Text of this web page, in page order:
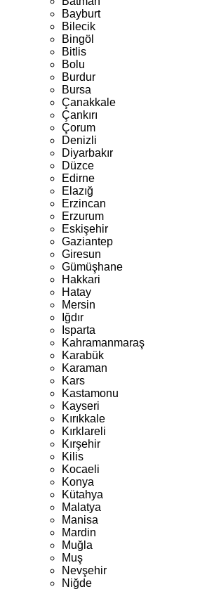
Bayburt
Bilecik
Bingöl
Bitlis
Bolu
Burdur
Bursa
Çanakkale
Çankırı
Çorum
Denizli
Diyarbakır
Düzce
Edirne
Elazığ
Erzincan
Erzurum
Eskişehir
Gaziantep
Giresun
Gümüşhane
Hakkari
Hatay
Mersin
Iğdır
Isparta
Kahramanmaraş
Karabük
Karaman
Kars
Kastamonu
Kayseri
Kırıkkale
Kırklareli
Kırşehir
Kilis
Kocaeli
Konya
Kütahya
Malatya
Manisa
Mardin
Muğla
Muş
Nevşehir
Niğde